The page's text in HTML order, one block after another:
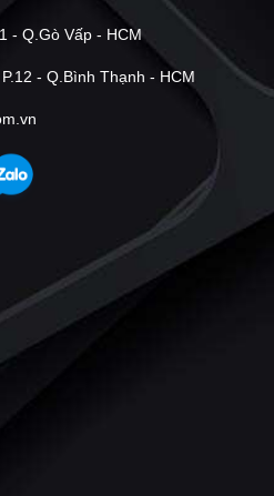
- Q.Gò Vấp - HCM
- Q.Bình Thạnh - HCM